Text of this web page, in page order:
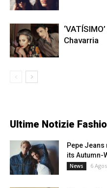
Chavarria
Ultime Notizie
Pepe
its Autumn-
News 6